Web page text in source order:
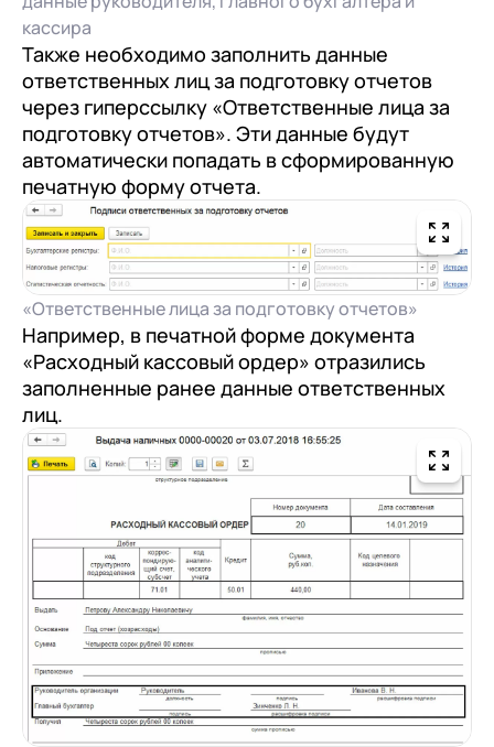
кассира
Также необходимо заполнить данные
ответственных лиц за подготовку отчетов
через гиперссылку «Ответственные лица за
подготовку отчетов». Эти данные будут
автоматически попадать в сформированную
печатную форму отчета.
«Ответственные лица за подготовку отчетов»
Например, в печатной форме документа
«Расходный кассовый ордер» отразились
заполненные ранее данные ответственных
лиц.